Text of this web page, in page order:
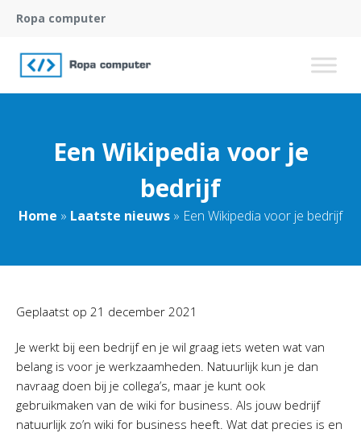
Ropa computer
Een Wikipedia voor je
bedrijf
Home » Laatste nieuws » Een Wikipedia voor je bedrijf
Geplaatst op 21 december 2021
Je werkt bij een bedrijf en je wil graag iets weten wat van
belang is voor je werkzaamheden. Natuurlijk kun je dan
navraag doen bij je collega’s, maar je kunt ook
gebruikmaken van de wiki for business. Als jouw bedrijf
natuurlijk zo’n wiki for business heeft. Wat dat precies is en